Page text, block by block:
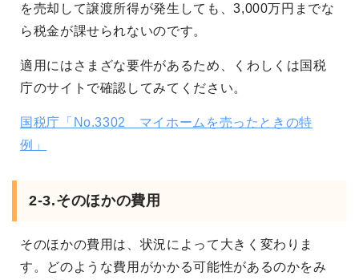
を売却して譲渡所得が発生しても、3,000万円までな
ら税金が課せられないのです。
適用にはさまざな要件があるため、くわしくは国税
庁のサイトで確認してみてください。
国税庁「No.3302 マイホームを売ったときの特
例」
2-3.そのほかの費用
そのほかの費用は、状況によって大きく変わりま
す。どのような費用がかかる可能性があるのかをみ